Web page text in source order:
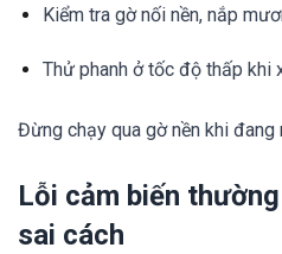
Kiểm tra gờ nối nền, nắp
Thử phanh ở tốc độ thấp khi
Đừng chạy qua gờ nền khi đang
Lỗi cảm biến
sai cách